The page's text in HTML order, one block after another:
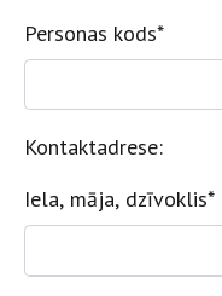
Personas kods*
Kontaktadrese:
Iela, māja, dzīvoklis*